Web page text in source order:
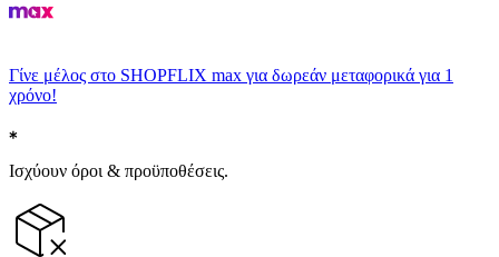
Γίνε μέλος στο SHOPFLIX max για δωρεάν μεταφορικά για 1
χρόνο!
Ισχύουν όροι & προϋποθέσεις.